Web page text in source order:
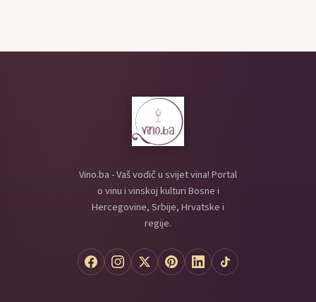
Vino.ba - Vaš vodič u svijet vina! Portal
o vinu i vinskoj kulturi Bosne i
Hercegovine, Srbije, Hrvatske i
regije.